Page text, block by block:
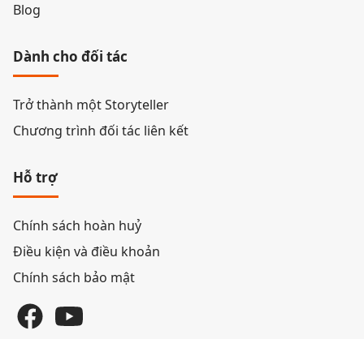
Blog
Dành cho đối tác
Trở thành một Storyteller
Chương trình đối tác liên kết
Hỗ trợ
Chính sách hoàn huỷ
Điều kiện và điều khoản
Chính sách bảo mật